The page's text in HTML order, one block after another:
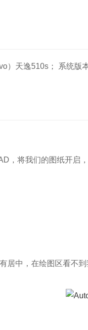
）天逸510s； 系统版
，将我们的图纸开启
居中，在绘图区看不